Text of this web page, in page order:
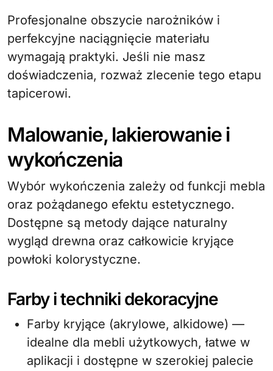
Profesjonalne obszycie narożników i
perfekcyjne naciągnięcie materiału
wymagają praktyki. Jeśli nie masz
doświadczenia, rozważ zlecenie tego etapu
tapicerowi.
Malowanie, lakierowanie i
wykończenia
Wybór wykończenia zależy od funkcji mebla
oraz pożądanego efektu estetycznego.
Dostępne są metody dające naturalny
wygląd drewna oraz całkowicie kryjące
powłoki kolorystyczne.
Farby i techniki dekoracyjne
Farby kryjące (akrylowe, alkidowe) —
idealne dla mebli użytkowych, łatwe w
aplikacji i dostępne w szerokiej palecie